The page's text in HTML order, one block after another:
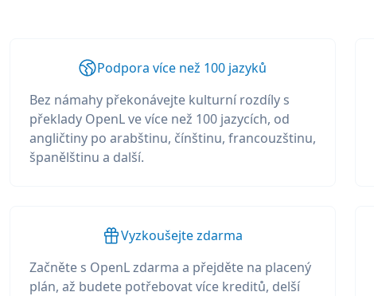
Podpora více než 100 jazyků
Bez námahy překonávejte kulturní rozdíly s
překlady OpenL ve více než 100 jazycích, od
angličtiny po arabštinu, čínštinu, francouzštinu,
španělštinu a další.
Vyzkoušejte zdarma
Začněte s OpenL zdarma a přejděte na placený
plán, až budete potřebovat více kreditů, delší